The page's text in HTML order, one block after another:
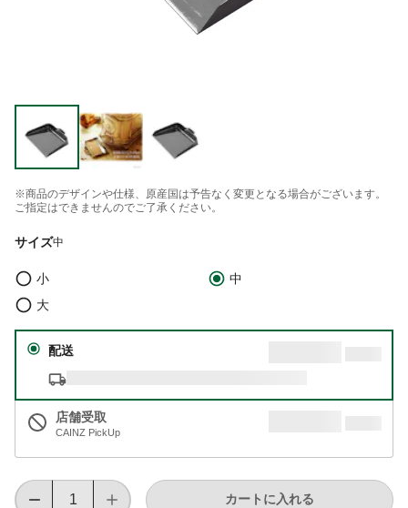
※商品のデザインや仕様、原産国は予告なく変更となる場合がございます。
ご指定はできませんのでご了承ください。
サイズ中
小
中
大
配送
店舗受取
CAINZ PickUp
カートに入れる